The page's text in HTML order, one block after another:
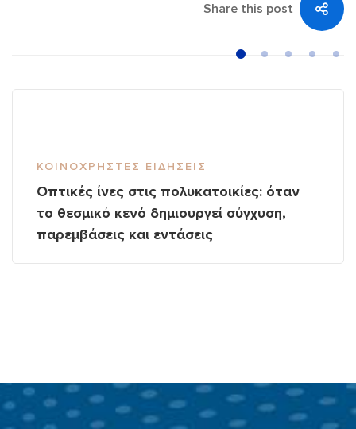
Share this post
ΚΟΙΝΌΧΡΗΣΤΕΣ ΕΙΔΉΣΕΙΣ
Οπτικές ίνες στις πολυκατοικίες: όταν
το θεσμικό κενό δημιουργεί σύγχυση,
παρεμβάσεις και εντάσεις